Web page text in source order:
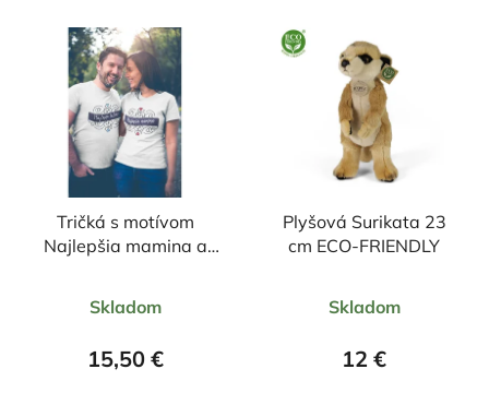
Tričká s motívom
Najlepšia mamina a
hodnotenie
produktu
Skladom
15,50 €
Plyšová Surikata 23
cm ECO-FRIENDLY
hodnotenie
produktu
Skladom
12 €